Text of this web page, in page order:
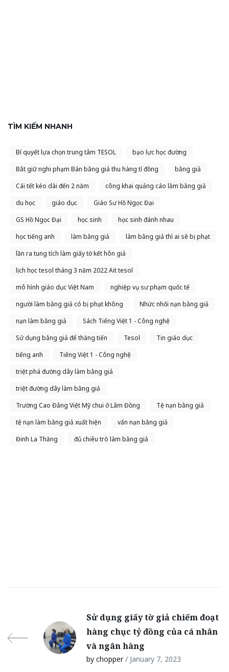
TÌM KIẾM NHANH
Bí quyết lựa chọn trung tâm TESOL
bạo lực học đường
Bắt giữ nghi phạm Bán bằng giả thu hàng tỉ đồng
bằng giả
Cái tết kéo dài đến 2 năm
công khai quảng cáo lằm bằng giả
du học
giáo dục
Giáo Sư Hồ Ngọc Đại
GS Hồ Ngọc Đại
học sinh
học sinh đánh nhau
học tiếng anh
làm bằng giả
làm bằng giả thì ai sẽ bị phạt
lần ra tung tích làm giấy tờ kết hôn giả
lịch học tesol tháng 3 năm 2022 Ait tesol
mô hình giáo dục Việt Nam
nghiệp vụ sư phạm quốc tế
người làm bằng giả có bị phạt không
Nhức nhối nạn bằng giả
nạn làm bằng giả
Sách Tiếng Việt 1 - Công nghệ
Sử dụng bằng giả để thăng tiến
Tesol
Tin giáo dục
tiếng anh
Tiếng Việt 1 - Công nghệ
triệt phá đường dây làm bằng giả
triệt đường dây làm bằng giả
Trường Cao Đẳng Việt Mỹ chui ở Lâm Đồng
Tệ nạn bằng giả
tệ nạn làm bằng giả xuất hiện
vấn nạn bằng giả
Đinh La Thăng
đủ chiêu trò làm bằng giả
Sử dụng giấy tờ giả chiếm đoạt
hàng chục tỷ đồng của cá nhân
và ngân hàng
by chopper/ January 7, 2023